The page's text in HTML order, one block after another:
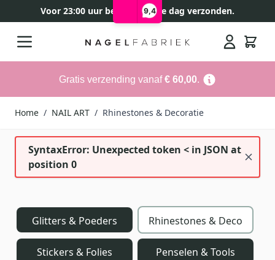
9,4
Voor 23:00 uur besteld, zelfde dag verzonden.
Gratis verzending vanaf€ 60,00.
Home / NAIL ART / Rhinestones & Decoratie
SyntaxError: Unexpected token < in JSON at
position 0
Glitters & Poeders Rhinestones & Deco
Stickers & Folies Penselen & Tools